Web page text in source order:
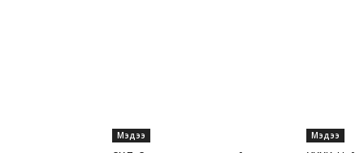
Мэдээ Мэдээ